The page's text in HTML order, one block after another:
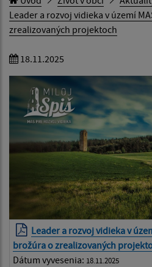
Leader a rozvoj vidieka v území
zrealizovaných projektoch
18.11.2025
Leader a rozvoj vidieka v
brožúra o zrealizovaných
Dátum vyvesenia: 18.11.2025